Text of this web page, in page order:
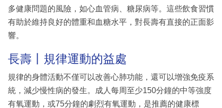
多健康問題的風險，如心血管病、糖尿病等。這些飲食習慣
有助於維持良好的體重和血糖水平，對長壽有直接的正面影
響。
長壽丨規律運動的益處
規律的身體活動不僅可以改善心肺功能，還可以增強免疫系
統，減少慢性病的發生。成人每周至少150分鐘的中等強度
有氧運動，或75分鐘的劇烈有氧運動，是推薦的健康標